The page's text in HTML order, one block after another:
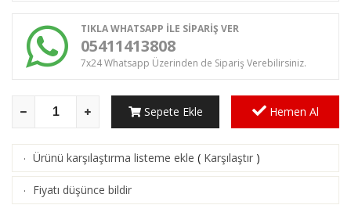
TIKLA WHATSAPP İLE SİPARİŞ VER
05411413808
7x24 Whatsapp Üzerinden de Sipariş Verebilirsiniz.
Sepete Ekle Hemen Al
· Ürünü karşılaştırma listeme ekle ( Karşılaştır )
· Fiyatı düşünce bildir